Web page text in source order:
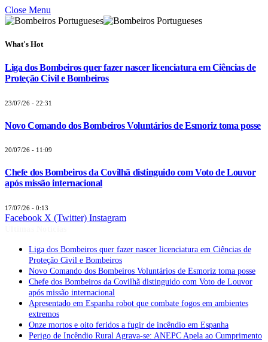
Close Menu
What's Hot
Liga dos Bombeiros quer fazer nascer licenciatura em Ciências de
Proteção Civil e Bombeiros
23/07/26 - 22:31
Novo Comando dos Bombeiros Voluntários de Esmoriz toma posse
20/07/26 - 11:09
Chefe dos Bombeiros da Covilhã distinguido com Voto de Louvor
após missão internacional
17/07/26 - 0:13
Facebook X (Twitter) Instagram
Liga dos Bombeiros quer fazer nascer licenciatura em Ciências de
Proteção Civil e Bombeiros
Novo Comando dos Bombeiros Voluntários de Esmoriz toma posse
Chefe dos Bombeiros da Covilhã distinguido com Voto de Louvor
após missão internacional
Apresentado em Espanha robot que combate fogos em ambientes
extremos
Onze mortos e oito feridos a fugir de incêndio em Espanha
Perigo de Incêndio Rural Agrava-se: ANEPC Apela ao Cumprimento